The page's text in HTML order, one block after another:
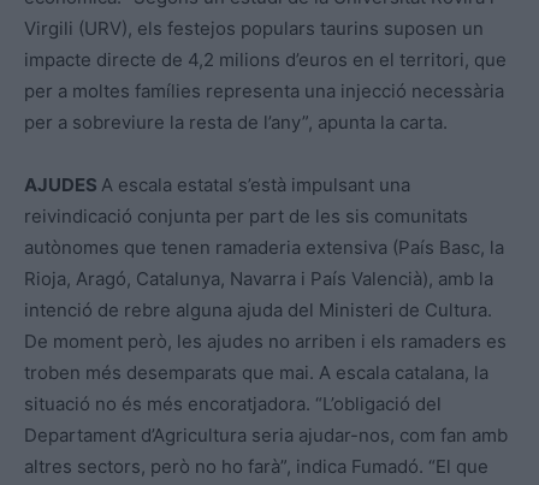
Virgili (URV), els festejos populars taurins suposen un
impacte directe de 4,2 milions d’euros en el territori, que
per a moltes famílies representa una injecció necessària
per a sobreviure la resta de l’any”, apunta la carta.
AJUDES A escala estatal s’està impulsant una
reivindicació conjunta per part de les sis comunitats
autònomes que tenen ramaderia extensiva (País Basc, la
Rioja, Aragó, Catalunya, Navarra i País Valencià), amb la
intenció de rebre alguna ajuda del Ministeri de Cultura.
De moment però, les ajudes no arriben i els ramaders es
troben més desemparats que mai. A escala catalana, la
situació no és més encoratjadora. “L’obligació del
Departament d’Agricultura seria ajudar-nos, com fan amb
altres sectors, però no ho farà”, indica Fumadó. “El que